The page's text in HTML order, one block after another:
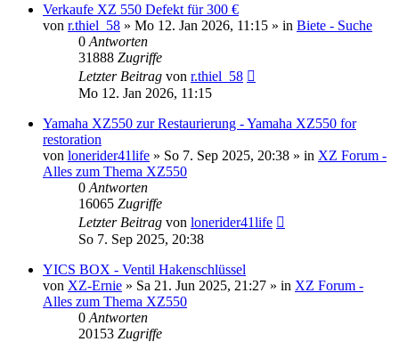
Verkaufe XZ 550 Defekt für 300 €
von r.thiel_58 » Mo 12. Jan 2026, 11:15 » in Biete - Suche
0 Antworten
31888 Zugriffe
Letzter Beitrag von r.thiel_58
Mo 12. Jan 2026, 11:15
Yamaha XZ550 zur Restaurierung - Yamaha XZ550 for
restoration
von lonerider41life » So 7. Sep 2025, 20:38 » in XZ Forum -
Alles zum Thema XZ550
0 Antworten
16065 Zugriffe
Letzter Beitrag von lonerider41life
So 7. Sep 2025, 20:38
YICS BOX - Ventil Hakenschlüssel
von XZ-Ernie » Sa 21. Jun 2025, 21:27 » in XZ Forum -
Alles zum Thema XZ550
0 Antworten
20153 Zugriffe